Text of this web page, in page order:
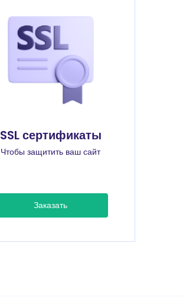
SSL сертификаты
Чтобы защитить ваш сайт
Заказать